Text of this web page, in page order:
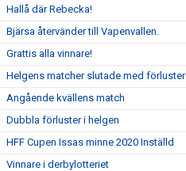
Hallå där Rebecka!
Bjärsa återvänder till Vapenvallen.
Grattis alla vinnare!
Helgens matcher slutade med förluster
Angående kvällens match
Dubbla förluster i helgen
HFF Cupen Issas minne 2020 Inställd
Vinnare i derbylotteriet